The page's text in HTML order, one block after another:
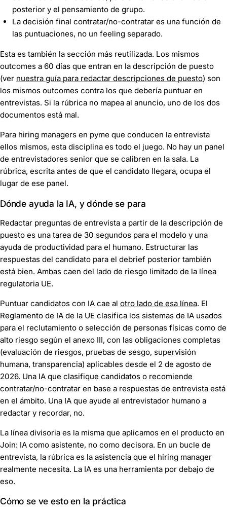
posterior y el pensamiento de grupo.
La decisión final contratar/no-contratar es una función de
las puntuaciones, no un feeling separado.
Esta es también la sección más reutilizada. Los mismos
outcomes a 60 días que entran en la descripción de puesto
(ver nuestra guía para redactar descripciones de puesto) son
los mismos outcomes contra los que debería puntuar en
entrevistas. Si la rúbrica no mapea al anuncio, uno de los dos
documentos está mal.
Para hiring managers en pyme que conducen la entrevista
ellos mismos, esta disciplina es todo el juego. No hay un panel
de entrevistadores senior que se calibren en la sala. La
rúbrica, escrita antes de que el candidato llegara, ocupa el
lugar de ese panel.
Dónde ayuda la IA, y dónde se para
Redactar preguntas de entrevista a partir de la descripción de
puesto es una tarea de 30 segundos para el modelo y una
ayuda de productividad para el humano. Estructurar las
respuestas del candidato para el debrief posterior también
está bien. Ambas caen del lado de riesgo limitado de la línea
regulatoria UE.
Puntuar candidatos con IA cae al otro lado de esa línea. El
Reglamento de IA de la UE clasifica los sistemas de IA usados
para el reclutamiento o selección de personas físicas como de
alto riesgo según el anexo III, con las obligaciones completas
(evaluación de riesgos, pruebas de sesgo, supervisión
humana, transparencia) aplicables desde el 2 de agosto de
2026. Una IA que clasifique candidatos o recomiende
contratar/no-contratar en base a respuestas de entrevista está
en el ámbito. Una IA que ayude al entrevistador humano a
redactar y recordar, no.
La línea divisoria es la misma que aplicamos en el producto en
Join: IA como asistente, no como decisora. En un bucle de
entrevista, la rúbrica es la asistencia que el hiring manager
realmente necesita. La IA es una herramienta por debajo de
eso.
Cómo se ve esto en la práctica